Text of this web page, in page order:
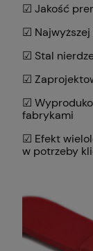
☑ Jakość
☑ Najwyższej
☑ Stal
☑
☑
fabrykami
☑ Efekt
w potrzeby